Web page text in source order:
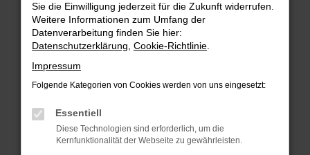
Fehler: Network Error
Beim Laden ist ein Fehler aufgetreten.
Hier sind ein paar Tipps, die dir helfen können:
Überprüfe deine Firewall und deine
Laden andere Webseiten, zum Beispiel deine
Suchmaschine?
Prüfe deine Browsererweiterungen.
Sie die Einwilligung jederzeit für die Zukunft widerrufen.
Weitere Informationen zum Umfang der
Datenverarbeitung finden Sie hier:
Datenschutzerklärung Cookie-Richtlinie
Impressum
Folgende Kategorien von Cookies werden von uns eingesetzt:
Essentiell
Diese Technologien sind erforderlich, um die
Kernfunktionalität der Webseite zu gewährleisten.